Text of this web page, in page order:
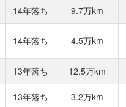
14年落ち 9.7万km
14年落ち 4.5万km
13年落ち 12.5万km
13年落ち 3.2万km